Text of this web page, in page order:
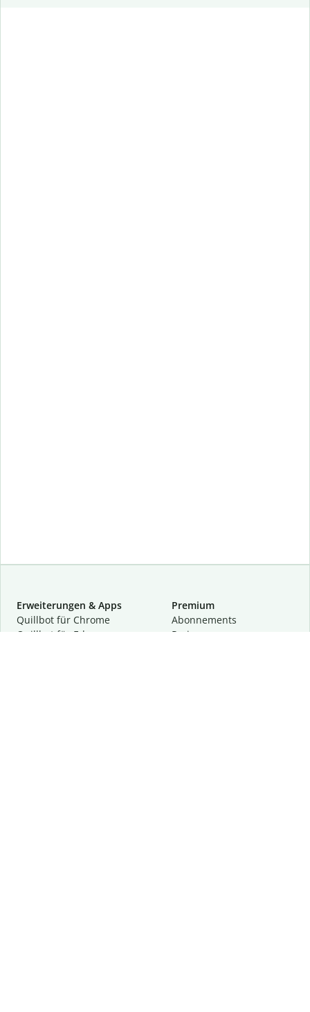
Erweiterungen & Apps
Quillbot für Chrome
Quillbot für Edge
Premium
Abon­ne­ments
Preise